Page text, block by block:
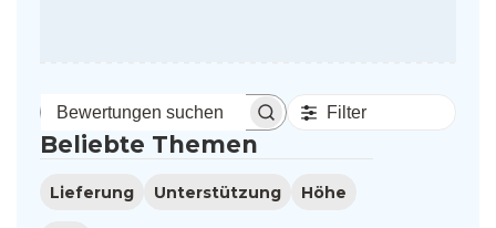
Bewertungen
suchen
Filter
Beliebte Themen
Lieferung Unterstützung Höhe